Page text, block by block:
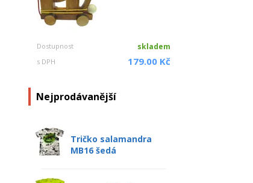
Dostupnost skladem
s DPH 179.00 Kč
Nejprodávanější
Tričko salamandra
MB16 šedá